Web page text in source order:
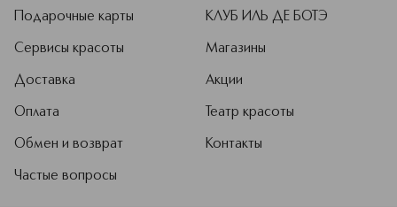
Подарочные карты
Сервисы красоты
Доставка
Оплата
Обмен и возврат
Частые вопросы
КЛУБ ИЛЬ ДЕ БОТЭ
Магазины
Акции
Театр красоты
Контакты